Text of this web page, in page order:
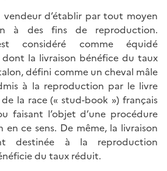
d’établir par tout moyen
à des fins de reproduction.
considéré comme équidé
la livraison bénéfice du taux
défini comme un cheval mâle
à la reproduction par le livre
la race (« stud-book ») français
faisant l’objet d’une procédure
en ce sens. De même, la livraison
destinée à la reproduction
du taux réduit.